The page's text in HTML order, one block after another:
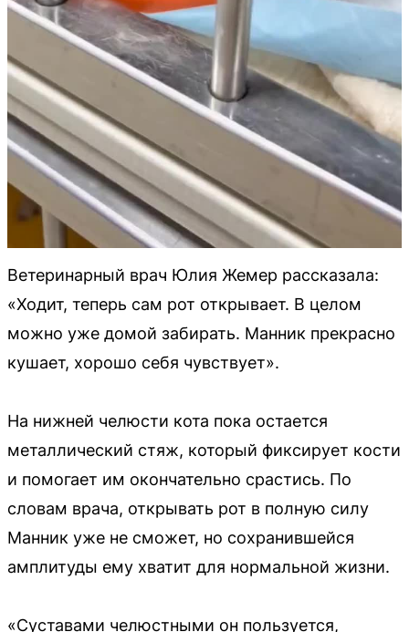
Ветеринарный врач Юлия Жемер рассказала:
«Ходит, теперь сам рот открывает. В целом
можно уже домой забирать. Манник прекрасно
кушает, хорошо себя чувствует».
На нижней челюсти кота пока остается
металлический стяж, который фиксирует кости
и помогает им окончательно срастись. По
словам врача, открывать рот в полную силу
Манник уже не сможет, но сохранившейся
амплитуды ему хватит для нормальной жизни.
«Суставами челюстными он пользуется,